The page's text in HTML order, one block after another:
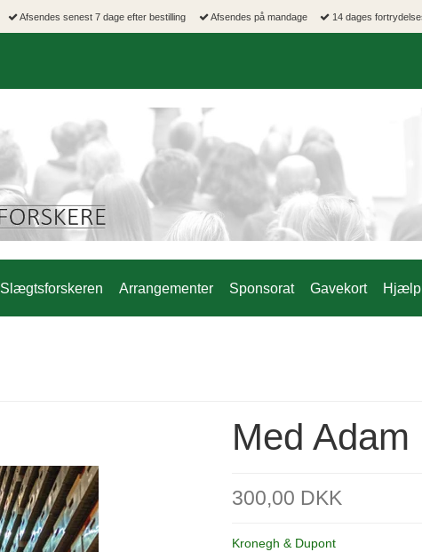
Afsendes senest 7 dage efter bestilling Afsendes på mandage 14 dages
Slægtsforskeren Arrangementer Sponsorat Gavekort Hjælp
Med
300,00 DKK
Kronegh & Dupont